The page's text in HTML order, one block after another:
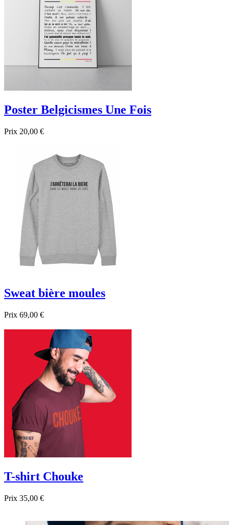
Poster Belgicismes Une Fois
Prix 20,00 €
Aperçu rapide
Sweat bière moules
Prix 69,00 €
Aperçu rapide
Noir Bleu foncé Bleu
T-shirt Chouke
Prix 35,00 €